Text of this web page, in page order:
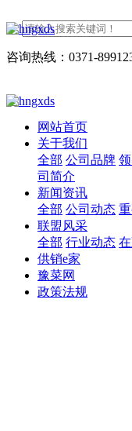
咨询热线：0371-
网站首页
关于我们
全部 公司品牌
司简介
新闻资讯
全部 公司动态
联盟风采
全部 行业动态
供销e家
豫菜网
政策法规